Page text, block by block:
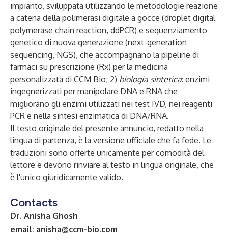
impianto, sviluppata utilizzando le metodologie reazione
a catena della polimerasi digitale a gocce (droplet digital
polymerase chain reaction, ddPCR) e sequenziamento
genetico di nuova generazione (next-generation
sequencing, NGS), che accompagnano la pipeline di
farmaci su prescrizione (Rx) per la medicina
personalizzata di CCM Bio; 2) biologia sintetica: enzimi
ingegnerizzati per manipolare DNA e RNA che
migliorano gli enzimi utilizzati nei test IVD, nei reagenti
PCR e nella sintesi enzimatica di DNA/RNA.
Il testo originale del presente annuncio, redatto nella
lingua di partenza, è la versione ufficiale che fa fede. Le
traduzioni sono offerte unicamente per comodità del
lettore e devono rinviare al testo in lingua originale, che
è l'unico giuridicamente valido.
Contacts
Dr. Anisha Ghosh
email: anisha@ccm-bio.com